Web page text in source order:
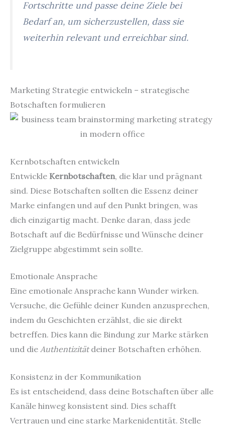
Fortschritte und passe deine Ziele bei
Bedarf an, um sicherzustellen, dass sie
weiterhin relevant und erreichbar sind.
Marketing Strategie entwickeln – strategische
Botschaften formulieren
Kernbotschaften entwickeln
Entwickle Kernbotschaften, die klar und prägnant
sind. Diese Botschaften sollten die Essenz deiner
Marke einfangen und auf den Punkt bringen, was
dich einzigartig macht. Denke daran, dass jede
Botschaft auf die Bedürfnisse und Wünsche deiner
Zielgruppe abgestimmt sein sollte.
Emotionale Ansprache
Eine emotionale Ansprache kann Wunder wirken.
Versuche, die Gefühle deiner Kunden anzusprechen,
indem du Geschichten erzählst, die sie direkt
betreffen. Dies kann die Bindung zur Marke stärken
und die Authentizitätdeiner Botschaften erhöhen.
Konsistenz in der Kommunikation
Es ist entscheidend, dass deine Botschaften über alle
Kanäle hinweg konsistent sind. Dies schafft
Vertrauen und eine starke Markenidentität. Stelle